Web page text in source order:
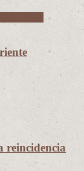
reincidencia